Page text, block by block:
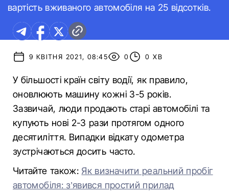
вартість вживаного автомобіля на 25 відсотків.
9 КВІТНЯ 2021, 08:45 0 0 ХВ
У більшості країн світу водії, як правило,
оновлюють машину кожні 3-5 років.
Зазвичай, люди продають старі автомобілі та
купують нові 2-3 рази протягом одного
десятиліття. Випадки відкату одометра
зустрічаються досить часто.
Читайте також: Як визначити реальний пробіг
автомобіля: з’явився простий прилад